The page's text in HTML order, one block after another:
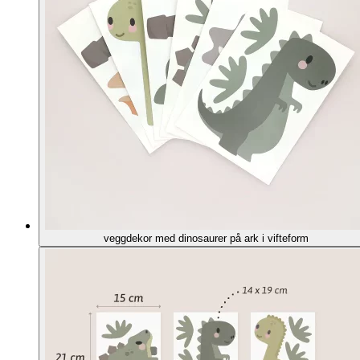
veggdekor med dinosaurer på ark i vifteform